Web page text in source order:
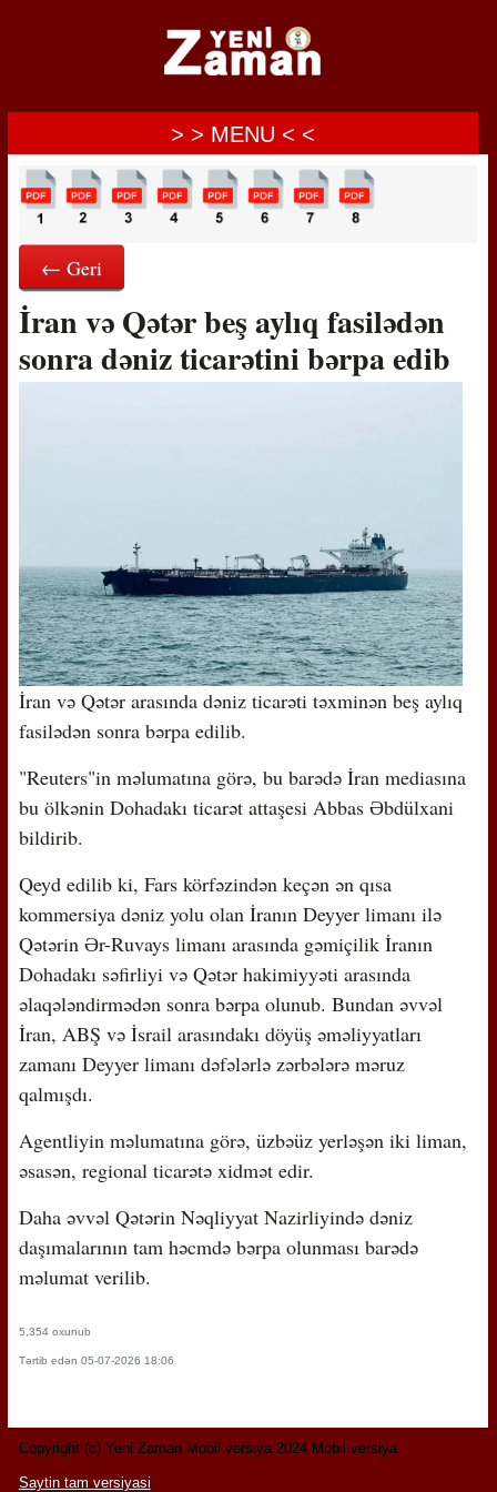
> > MENU < <
← Geri
İran və Qətər beş aylıq fasilədən
sonra dəniz ticarətini bərpa edib
İran və Qətər arasında dəniz ticarəti təxminən beş aylıq
fasilədən sonra bərpa edilib.
"Reuters"in məlumatına görə, bu barədə İran mediasına
bu ölkənin Dohadakı ticarət attaşesi Abbas Əbdülxani
bildirib.
Qeyd edilib ki, Fars körfəzindən keçən ən qısa
kommersiya dəniz yolu olan İranın Deyyer limanı ilə
Qətərin Ər-Ruvays limanı arasında gəmiçilik İranın
Dohadakı səfirliyi və Qətər hakimiyyəti arasında
əlaqələndirmədən sonra bərpa olunub. Bundan əvvəl
İran, ABŞ və İsrail arasındakı döyüş əməliyyatları
zamanı Deyyer limanı dəfələrlə zərbələrə məruz
qalmışdı.
Agentliyin məlumatına görə, üzbəüz yerləşən iki liman,
əsasən, regional ticarətə xidmət edir.
Daha əvvəl Qətərin Nəqliyyat Nazirliyində dəniz
daşımalarının tam həcmdə bərpa olunması barədə
məlumat verilib.
5,354 oxunub
Tərtib edən 05-07-2026 18:06
Copyright (c) Yeni Zaman Mobil versiya 2024 Mobil versiya
Saytin tam versiyasi